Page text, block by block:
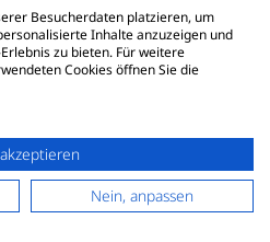
Besucherdaten platzieren, um
Inhalte anzuzeigen und
zu bieten. Für weitere
Cookies öffnen Sie die
Nein, anpassen